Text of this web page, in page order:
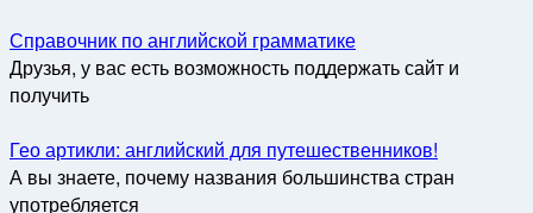
Справочник по английской грамматике
Друзья, у вас есть возможность поддержать сайт и
получить
Гео артикли: английский для путешественников!
А вы знаете, почему названия большинства стран
употребляется